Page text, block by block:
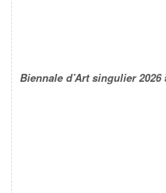
Biennale d’Art singulier 2026